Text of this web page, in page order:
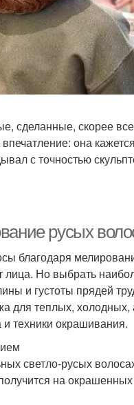
сделанные, скорее
она
с точностью
русых
благодаря
лица. Но выбрать
и густоты прядей
для теплых, холодных,
техники окрашивания.
светло-русых
на